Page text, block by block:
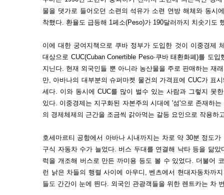
물을 댓가로 들어오던 소련의 석유가 소련 연방 해체와 동시
착했다. 환율도 급등해 1페소(Peso)가 190달러까지 치솟기도
이에 대한 궁여지책으로 쿠바 정부가 도입한 것이 이중경제
대상으로 CUC(Cuban Conertible Peso·쿠바 태환화폐)를 도
지닌다. 현재 외국인들 뿐 아니라 농산물을 주로 판매하는 재
만, 아바나의 대부분의 슈퍼마켓 물건의 가격표에 CUC가 표
세다. 이와 동시에 CUC를 많이 벌수 있는 사람과 그렇지 못
있다. 이중경제는 지구화된 자본주의 시대에 '섬'으로 존재하
의 경제체제의 근간을 조금씩 갉아먹는 갈등 요인으로 작용
호세마르티 공항에서 아바나 시내까지는 차로 약 30분 정도
구식 자동차 수가 늘었다. 버스 두대를 연결해 낙타 등을 닮
럭을 개조해 버스로 만든 까미용 등도 볼 수 있었다. 더불어
런 낡은 차들의 행렬 사이에 아우디, 벤츠에서 현대자동차까
들도 간간이 눈에 띈다. 외국인 관광객들을 위한 렌트카는 차